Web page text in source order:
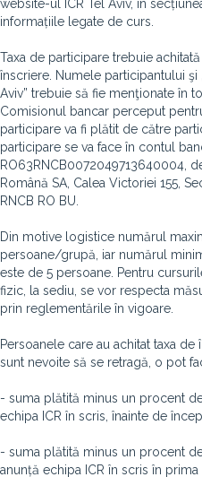
website-ul ICR Tel Aviv, în
informațiile legate de curs.
Taxa de participare trebuie
înscriere. Numele participantului şi
Aviv” trebuie să fie menţionate în
Comisionul bancar perceput
participare va fi plătit de către
participare se va face în contul
RO63RNCB0072049713640004,
Română SA, Calea Victoriei 155,
RNCB RO BU.
Din motive logistice numărul
persoane/grupă, iar numărul
este de 5 persoane. Pentru
fizic, la sediu, se vor respecta
prin reglementările în vigoare.
Persoanele care au achitat taxa
sunt nevoite să se retragă, o pot
- suma plătită minus un procent
echipa ICR în scris, înainte de
- suma plătită minus un procent
anunță echipa ICR în scris în